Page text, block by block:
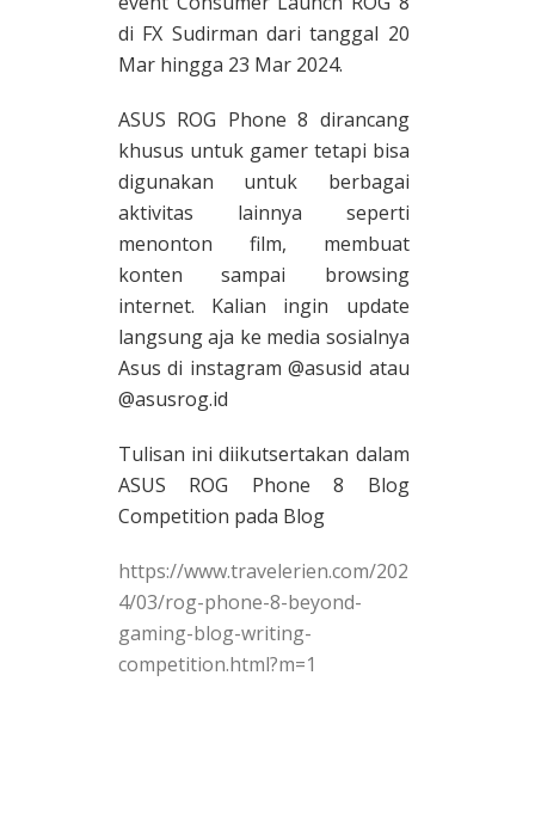
di FX Sudirman dari tanggal 20
Mar hingga 23 Mar 2024.
ASUS ROG Phone 8 dirancang
khusus untuk gamer tetapi bisa
digunakan untuk berbagai
aktivitas lainnya seperti
menonton film, membuat
konten sampai browsing
internet. Kalian ingin update
langsung aja ke media sosialnya
Asus di instagram @asusid atau
@asusrog.id
Tulisan ini diikutsertakan dalam
ASUS ROG Phone 8 Blog
Competition pada Blog
https://www.travelerien.com/202
4/03/rog-phone-8-beyond-
gaming-blog-writing-
competition.html?m=1